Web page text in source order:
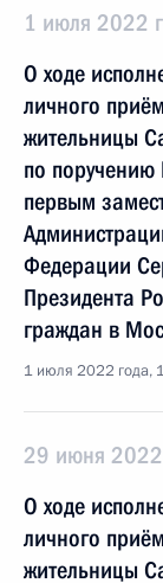
1 июля 2022
О ходе
личного
жительницы
по поручению
первым
Федерации
Президента
граждан в
1 июля 2022 года,
29 июня 2022
О ходе
личного
жительницы